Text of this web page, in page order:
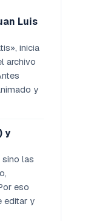
Luis
inicia
archivo
y
y
sino las
eso
editar y